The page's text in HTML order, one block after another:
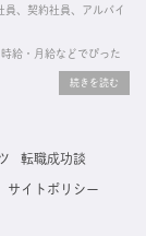
、契約社員、アルバイ
給・月給などでぴった
報です。応募いただい
。
転職成功談
サイトポリシー